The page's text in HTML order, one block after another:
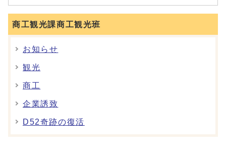
商工観光課商工観光班
お知らせ
観光
商工
企業誘致
D52奇跡の復活